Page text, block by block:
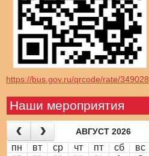
https://bus.gov.ru/qrcode/rate/349028
Наши мероприятия
АВГУСТ 2026
пн вт ср чт пт сб вс